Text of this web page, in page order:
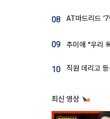
08
09
10
최신 영상